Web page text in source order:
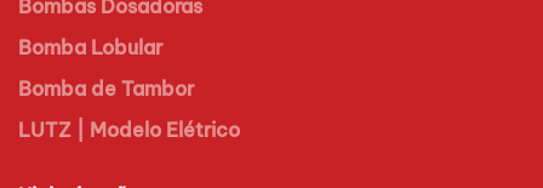
Bombas Dosadoras
Bomba Lobular
Bomba de Tambor
LUTZ | Modelo Elétrico